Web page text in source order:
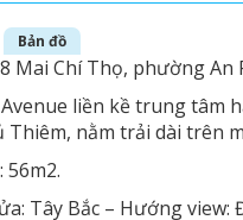
Bản đồ
Mai Chí Thọ, phường An
liền kề trung tâm
Thiêm, nằm trải dài trên
56m2.
Tây Bắc – Hướng view: